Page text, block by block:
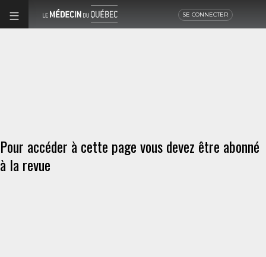
SE CONNECTER
Pour accéder à cette page vous devez être abonné
à la revue